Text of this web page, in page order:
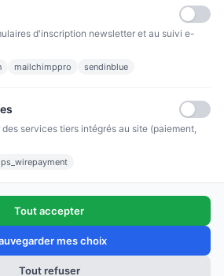
Ajouter au panier
d'inscription newsletter et au suivi e-
mailchimppro sendinblue
services tiers intégrés au site (paiement,
ps_wirepayment
Tout accepter
mes choix
Tout refuser